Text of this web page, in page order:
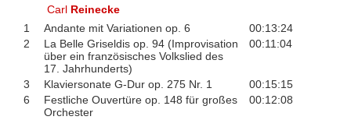
Carl Reinecke
1
Andante mit Variationen op. 6
00:13:24
2
La Belle Griseldis op. 94 (Improvisation
über ein französisches Volkslied des
17. Jahrhunderts)
00:11:04
3 Klaviersonate G-Dur op. 275 Nr. 1
00:15:15
6
Festliche Ouvertüre op. 148 für großes
Orchester
00:12:08